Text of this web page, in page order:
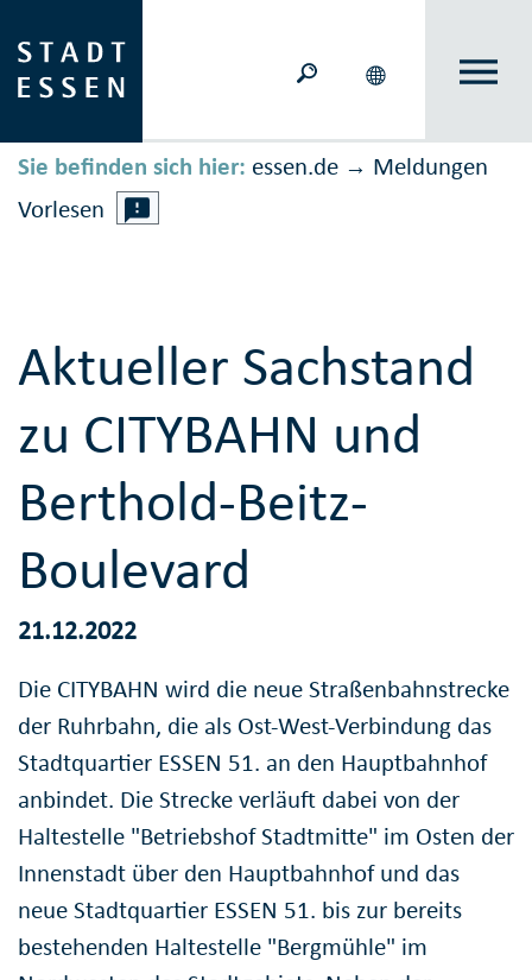
Sie befinden sich hier: essen.de → Meldungen
Vorlesen
Aktueller Sachstand
zu CITYBAHN und
Berthold-Beitz-
Boulevard
21.12.2022
Die CITYBAHN wird die neue Straßenbahnstrecke
der Ruhrbahn, die als Ost-West-Verbindung das
Stadtquartier ESSEN 51. an den Hauptbahnhof
anbindet. Die Strecke verläuft dabei von der
Haltestelle "Betriebshof Stadtmitte" im Osten der
Innenstadt über den Hauptbahnhof und das
neue Stadtquartier ESSEN 51. bis zur bereits
bestehenden Haltestelle "Bergmühle" im